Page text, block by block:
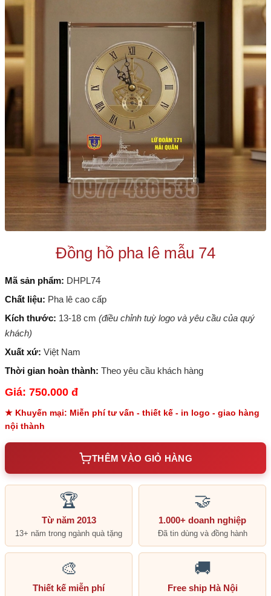
Đồng hồ pha lê mẫu 74
Mã sản phẩm: DHPL74
Chất liệu: Pha lê cao cấp
Kích thước: 13-18 cm (điều chỉnh tuỳ logo và yêu cầu của quý
khách)
Xuất xứ: Việt Nam
Thời gian hoàn thành: Theo yêu cầu khách hàng
Giá: 750.000 đ
★ Khuyến mại: Miễn phí tư vấn - thiết kế - in logo - giao hàng
nội thành
THÊM VÀO GIỎ HÀNG
🏆
Từ năm 2013
13+ năm trong ngành quà tặng
🤝
1.000+ doanh nghiệp
Đã tin dùng và đồng hành
🎨
Thiết kế miễn phí
🚚
Free ship Hà Nội